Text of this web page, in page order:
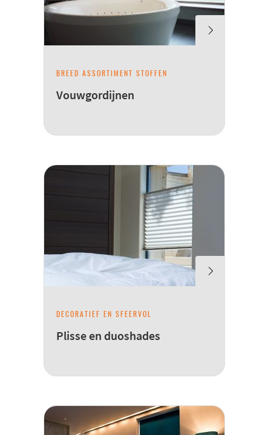
BREED ASSORTIMENT STOFFEN
Vouwgordijnen
DECORATIEF EN SFEERVOL
Plisse en duoshades